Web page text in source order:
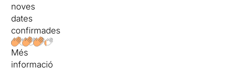
noves
dates
confirmades
Més
informació